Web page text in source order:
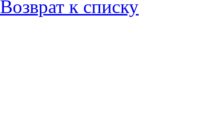
Возврат к списку